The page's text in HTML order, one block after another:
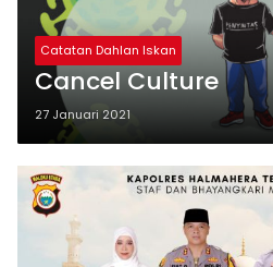
Catatan Dahlan Iskan
Cancel Culture
27 Januari 2021